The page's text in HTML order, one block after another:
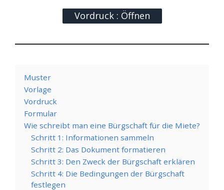
Vordruck : Öffnen
Muster
Vorlage
Vordruck
Formular
Wie schreibt man eine Bürgschaft für die Miete?
Schritt 1: Informationen sammeln
Schritt 2: Das Dokument formatieren
Schritt 3: Den Zweck der Bürgschaft erklären
Schritt 4: Die Bedingungen der Bürgschaft
festlegen